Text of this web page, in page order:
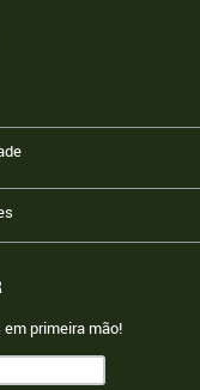
primeira mão!